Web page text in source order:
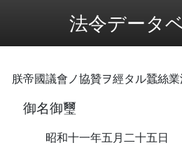
法令データ
朕帝國議會ノ協贊ヲ經タル蠶絲
御名御璽
昭和十一年五月二十五日